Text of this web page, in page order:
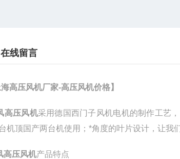
在线留言
高压风机厂家-高压风机价格】
高压风机采用德国西门子风机电机的制作工艺
机顶国产两台机使用；*角度的叶片设计，让我
高压风机产品特点